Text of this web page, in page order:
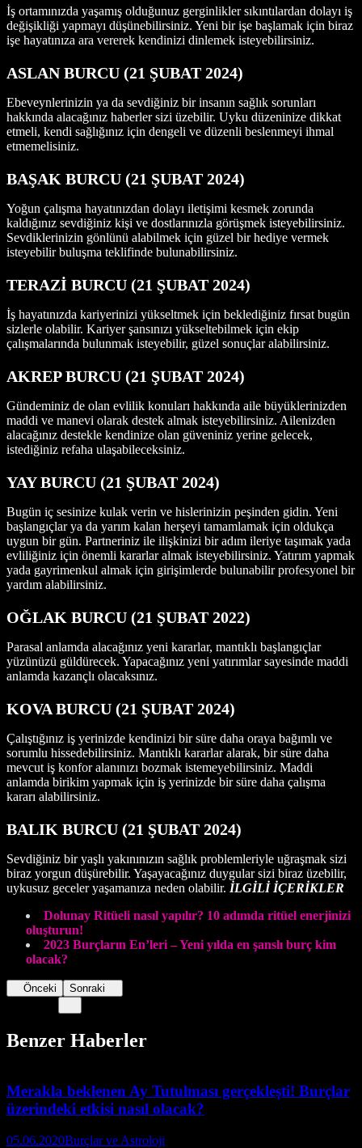
İş ortamınızda yaşamış olduğunuz gerginlikler sıkıntılardan dolayı iş
değişikliği yapmayı düşünebilirsiniz. Yeni bir işe başlamak için biraz
işe hayatınıza ara vererek kendinizi dinlemek isteyebilirsiniz.
ASLAN BURCU (21 ŞUBAT 2024)
Ebeveynlerinizin ya da sevdiğiniz bir insanın sağlık sorunları
hakkında alacağınız haberler sizi üzebilir. Uyku düzeninize dikkat
etmeli, kendi sağlığınız için dengeli ve düzenli beslenmeyi ihmal
etmemelisiniz.
BAŞAK BURCU (21 ŞUBAT 2024)
Yoğun çalışma hayatınızdan dolayı iletişimi kesmek zorunda
kaldığınız sevdiğiniz kişi ve dostlarınızla görüşmek isteyebilirsiniz.
Sevdiklerinizin gönlünü alabilmek için güzel bir hediye vermek
isteyebilir buluşma teklifinde bulunabilirsiniz.
TERAZİ BURCU (21 ŞUBAT 2024)
İş hayatınızda kariyerinizi yükseltmek için beklediğiniz fırsat bugün
sizlerle olabilir. Kariyer şansınızı yükseltebilmek için ekip
çalışmalarında bulunmak isteyebilir, güzel sonuçlar alabilirsiniz.
AKREP BURCU (21 ŞUBAT 2024)
Gündeminiz de olan evlilik konuları hakkında aile büyüklerinizden
maddi ve manevi olarak destek almak isteyebilirsiniz. Ailenizden
alacağınız destekle kendinize olan güveniniz yerine gelecek,
istediğiniz refaha ulaşabileceksiniz.
YAY BURCU (21 ŞUBAT 2024)
Bugün iç sesinize kulak verin ve hislerinizin peşinden gidin. Yeni
başlangıçlar ya da yarım kalan herşeyi tamamlamak için oldukça
uygun bir gün. Partneriniz ile ilişkinizi bir adım ileriye taşımak yada
evliliğiniz için önemli kararlar almak isteyebilirsiniz. Yatırım yapmak
yada gayrimenkul almak için girişimlerde bulunabilir profesyonel bir
yardım alabilirsiniz.
OĞLAK BURCU (21 ŞUBAT 2022)
Parasal anlamda alacağınız yeni kararlar, mantıklı başlangıçlar
yüzünüzü güldürecek. Yapacağınız yeni yatırımlar sayesinde maddi
anlamda kazançlı olacaksınız.
KOVA BURCU (21 ŞUBAT 2024)
Çalıştığınız iş yerinizde kendinizi bir süre daha oraya bağımlı ve
sorumlu hissedebilirsiniz. Mantıklı kararlar alarak, bir süre daha
mevcut iş konfor alanınızı bozmak istemeyebilirsiniz. Maddi
anlamda birikim yapmak için iş yerinizde bir süre daha çalışma
kararı alabilirsiniz.
BALIK BURCU (21 ŞUBAT 2024)
Sevdiğiniz bir yaşlı yakınınızın sağlık problemleriyle uğraşmak sizi
biraz yorgun düşürebilir. Yaşayacağınız duygular sizi biraz üzebilir,
uykusuz geceler yaşamanıza neden olabilir. İLGİLİ İÇERİKLER
Dolunay Ritüeli nasıl yapılır? 10 adımda ritüel enerjinizi
oluşturun!
2023 Burçların En’leri – Yeni yılda en şanslı burç kim
olacak?
Önceki Sonraki
Benzer Haberler
Merakla beklenen Ay Tutulması gerçekleşti! Burçlar
üzerindeki etkisi nasıl olacak?
05.06.2020Burçlar ve Astroloji